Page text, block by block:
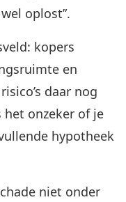
oplost”.
kopers
en
daar nog
het onzeker of je
hypotheek
niet onder